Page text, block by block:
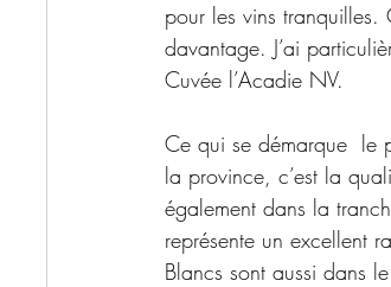
pour les vins tranquilles.
davantage. J’ai
Cuvée l’Acadie NV.
Ce qui se démarque  le
la province, c’est la
également dans la
représente un excellent
Blancs sont aussi dans